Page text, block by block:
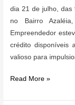
dia 21 de julho, das
no Bairro
Empreendedor
crédito disponíveis
valioso para
Sala
Empreendedor:
Read More »